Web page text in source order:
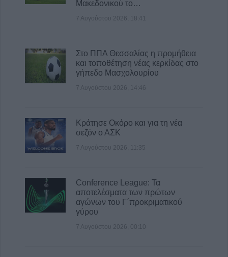
7 Αυγούστου 2026, 17:07
Στεφάνι Κορίνθου
7 Αυγούστου 2026, 16:58
Μακεδονικού το…
7 Αυγούστου 2026, 18:41
Στο ΠΠΑ Θεσσαλίας η προμήθεια
και τοποθέτηση νέας κερκίδας στο
γήπεδο Μασχολουρίου
7 Αυγούστου 2026, 14:46
Κράτησε Οκόρο και για τη νέα
σεζόν ο ΑΣΚ
7 Αυγούστου 2026, 11:35
Conference League: Τα
αποτελέσματα των πρώτων
αγώνων του Γ΄προκριματικού
γύρου
7 Αυγούστου 2026, 00:10